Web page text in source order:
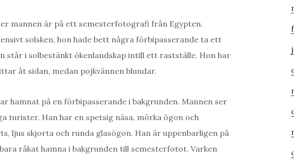
mannen är på ett semesterfotografi från Egypten.
solsken, hon hade bett några förbipasserande ta ett
står i solbestänkt ökenlandskap intill ett rastställe. Hon har
åt sidan, medan pojkvännen blundar.
hamnat på en förbipasserande i bakgrunden. Mannen ser
turister. Han har en spetsig näsa, mörka ögon och
ljus skjorta och runda glasögon. Han är uppenbarligen på
råkat hamna i bakgrunden till semesterfotot. Varken